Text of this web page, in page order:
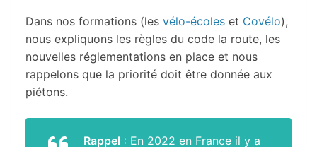
Dans nos formations (les vélo-écoles et Covélo),
nous expliquons les règles du code la route, les
nouvelles réglementations en place et nous
rappelons que la priorité doit être donnée aux
piétons.
Rappel : En 2022 en France il y a